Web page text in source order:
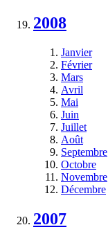
2008
Janvier
Février
Mars
Avril
Mai
Juin
Juillet
Août
Septembre
Octobre
Novembre
Décembre
2007